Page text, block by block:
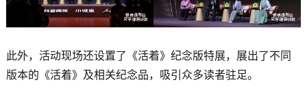
此外，活动现场还设置了《活着》纪念版特展，展出了不同
版本的《活着》及相关纪念品，吸引众多读者驻足。